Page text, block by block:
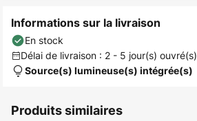
Informations sur la livraison
En stock
Délai de livraison : 2 - 5 jour(s) ouvré(s)
Source(s) lumineuse(s) intégrée(s)
Produits similaires